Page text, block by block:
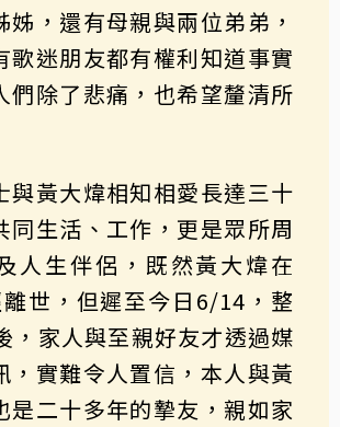
姊，還有母親與兩位弟弟，
歌迷朋友都有權利知道事實
們除了悲痛，也希望釐清所
與黃大煒相知相愛長達三十
同生活、工作，更是眾所周
人生伴侶，既然黃大煒在
世，但遲至今日6/14，整
，家人與至親好友才透過媒
，實難令人置信，本人與黃
是二十多年的摯友，親如家